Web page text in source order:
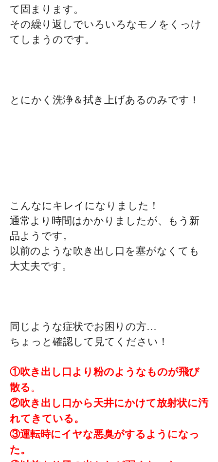
て固まります。
その繰り返しでいろいろなモノをくっけ
てしまうのです。
とにかく洗浄＆拭き上げあるのみです！
こんなにキレイになりました！
通常より時間はかかりましたが、もう新
品ようです。
以前のような吹き出し口を塞がなくても
大丈夫です。
同じような症状でお困りの方…
ちょっと確認して見てください！
①吹き出し口より粉のようなものが飛び
散る 。
②吹き出し口から天井にかけて放射状に汚
れてきている。
③運転時にイヤな悪臭がするようになっ
た。